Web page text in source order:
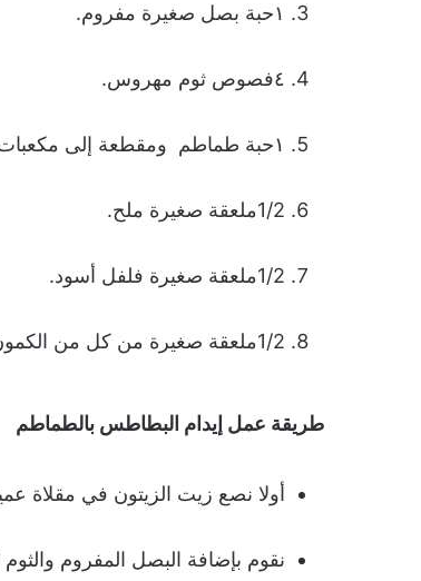
١حبة بصل صغيرة مفروم.
٤فصوص ثوم مهروس.
١حبة طماطم ومقطعة إلى مكعبات.
1/2ملعقة صغيرة ملح.
1/2ملعقة صغيرة فلفل أسود.
1/2ملعقة صغيرة من كل من الكمون، كزبرة مفرومة، وريحان.
طريقة عمل إيدام البطاطس بالطماطم
أولا نصع زيت الزيتون في مقلاة
نقوم بإضافة البصل المفروم